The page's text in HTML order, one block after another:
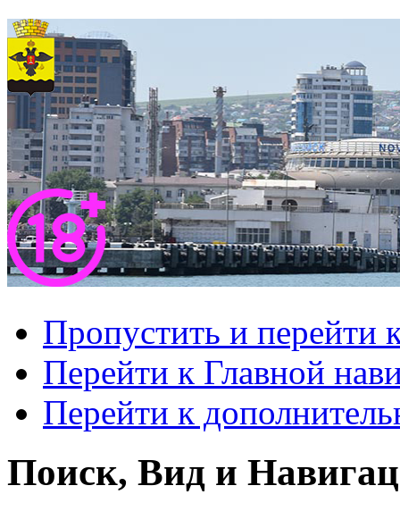
Пропустить и перейти
Перейти к Главной
Перейти к
Поиск, Вид и